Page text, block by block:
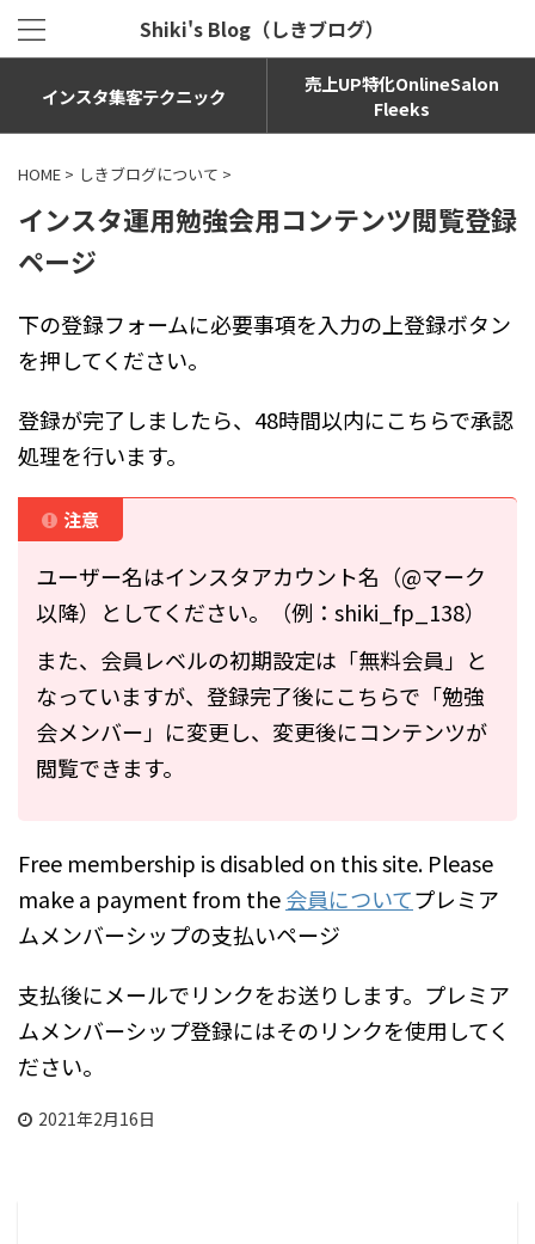
Shiki's Blog（しきブログ）
インスタ集客テクニック
売上UP特化OnlineSalon
Fleeks
HOME > しきブログについて >
インスタ運用勉強会用コンテンツ閲覧登録
ページ
下の登録フォームに必要事項を入力の上登録ボタン
を押してください。
登録が完了しましたら、48時間以内にこちらで承認
処理を行います。
注意
ユーザー名はインスタアカウント名（@マーク
以降）としてください。（例：shiki_fp_138）
また、会員レベルの初期設定は「無料会員」と
なっていますが、登録完了後にこちらで「勉強
会メンバー」に変更し、変更後にコンテンツが
閲覧できます。
Free membership is disabled on this site. Please
make a payment from the会員についてプレミア
ムメンバーシップの支払いページ
支払後にメールでリンクをお送りします。プレミア
ムメンバーシップ登録にはそのリンクを使用してく
ださい。
2021年2月16日